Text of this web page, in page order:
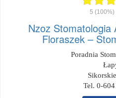
5 (100%)
Nzoz Stomatologia
Floraszek –
Poradnia
Tel. 0-